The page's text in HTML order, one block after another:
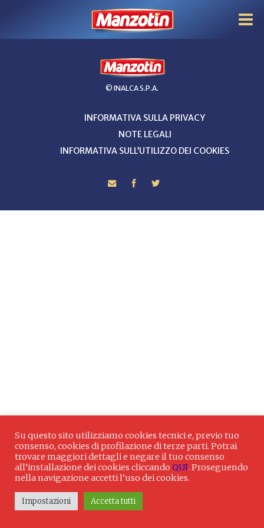
© INALCA S.P.A.
INFORMATIVA SULLA PRIVACY
NOTE LEGALI
INFORMATIVA SULL’UTILIZZO DEI COOKIES
Su questo sito utilizziamo cookies tecnici e, previo tuo
consenso, cookies di profilazione di terze parti. Potrai
trovare maggiori dettagli e negare il tuo consenso
all’installazione dei cookies cliccando QUI. Proseguendo
nella navigazione accetti l’uso dei cookies.
Impostazioni Accetta tutti